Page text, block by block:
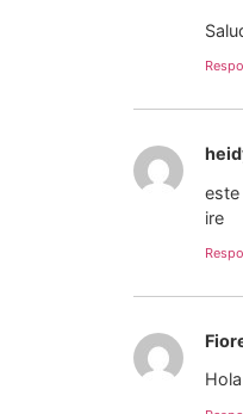
este
ire